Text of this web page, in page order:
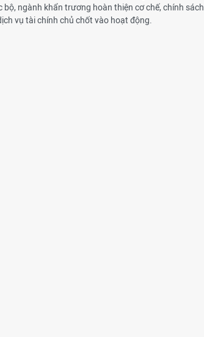
bộ, ngành khẩn trương hoàn thiện cơ chế, chính sách
vụ tài chính chủ chốt vào hoạt động.